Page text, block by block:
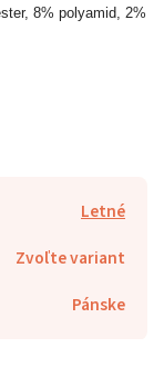
8% polyamid, 2%
Letné
Zvoľte variant
Pánske